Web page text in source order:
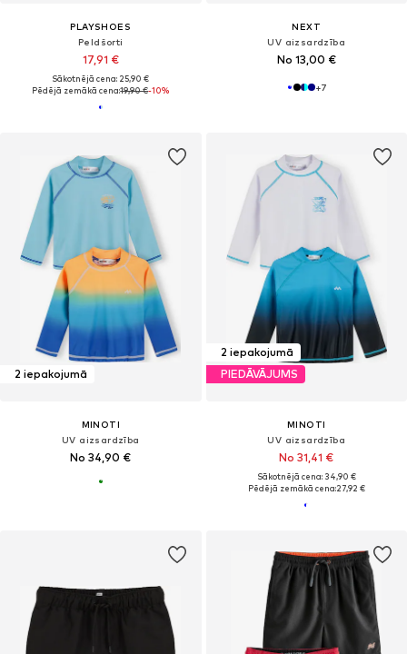
PLAYSHOES
Peldšorti
17,91 €
Sākotnējā cena: 25,90 €
Pēdējā zemākā cena:19,90 €-10%
NEXT
UV aizsardzība
No 13,00 €
+7
2 iepakojumā
MINOTI
UV aizsardzība
No 34,90 €
2 iepakojumā
PIEDĀVĀJUMS
MINOTI
UV aizsardzība
No 31,41 €
Sākotnējā cena: 34,90 €
Pēdējā zemākā cena:27,92 €